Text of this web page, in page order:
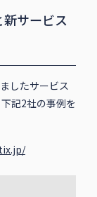
サービス
したサービス
記2社の事例を